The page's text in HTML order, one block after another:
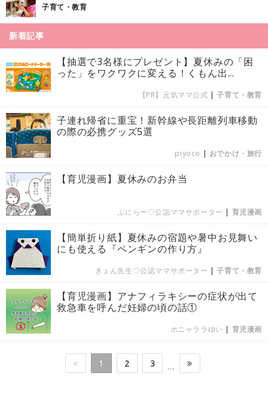
子育て・教育
新着記事
【抽選で3名様にプレゼント】夏休みの「困
った」をワクワクに変える！くもん出...
【PR】元気ママ公式 |子育て・教育
子連れ帰省に重宝！新幹線や長距離列車移動
の際の必携グッズ5選
piyoco おでかけ・旅行
【育児漫画】夏休みのお弁当
ぷにらー♡公認ママサポーター 育児漫画
【簡単折り紙】夏休みの宿題や暑中お見舞い
にも使える『ペンギンの作り方』
きょん先生♡公認ママサポーター |子育て・教育
【育児漫画】アナフィラキシーの症状が出て
救急車を呼んだ妊婦の頃の話①
ホニャララゆい 育児漫画
1 2 3 …